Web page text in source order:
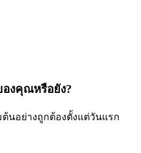
งคุณหรือยัง?
นอย่างถูกต้องตั้งแต่วันแรก